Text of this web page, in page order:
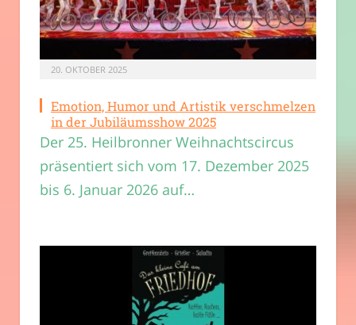
20. OKTOBER 2025
Emotion, Humor und Artistik verschmelzen
in der Jubiläumsshow 2025
Der 25. Heilbronner Weihnachtscircus
präsentiert sich vom 17. Dezember 2025
bis 6. Januar 2026 auf…